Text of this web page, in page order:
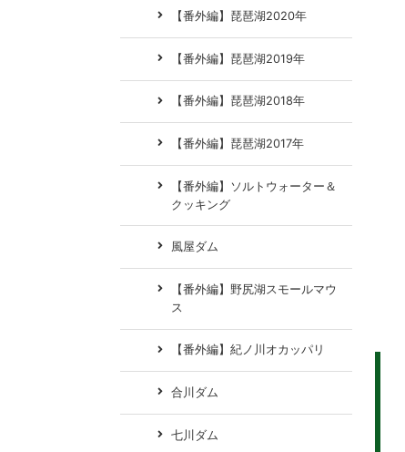
【番外編】琵琶湖2020年
【番外編】琵琶湖2019年
【番外編】琵琶湖2018年
【番外編】琵琶湖2017年
【番外編】ソルトウォーター＆
クッキング
風屋ダム
【番外編】野尻湖スモールマウ
ス
【番外編】紀ノ川オカッパリ
合川ダム
七川ダム